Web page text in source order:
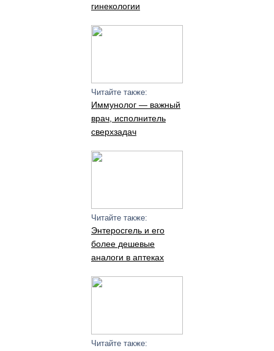
гинекологии
Читайте также:
Иммунолог — важный
врач, исполнитель
сверхзадач
Читайте также:
Энтеросгель и его
более дешевые
аналоги в аптеках
Читайте также: